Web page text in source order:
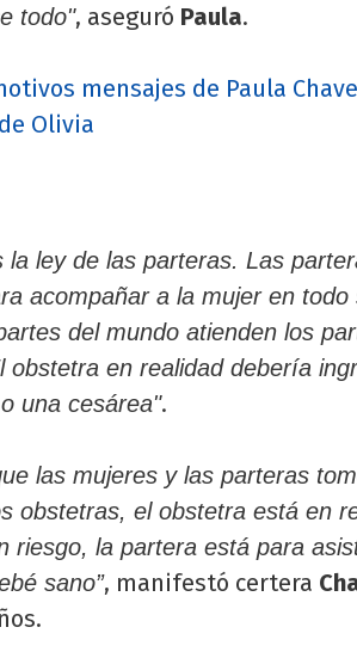
todo", aseguró Paula.
mensajes de Paula
Olivia
la ley de las parteras. Las
acompañar a la mujer en
del mundo atienden los
obstetra en realidad debería
una cesárea".
las mujeres y las parteras
obstetras, el obstetra está en
riesgo, la partera está para
sano”, manifestó certera